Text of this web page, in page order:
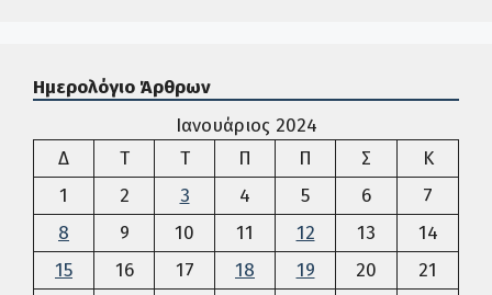
Ημερολόγιο Άρθρων
Ιανουάριος 2024
ΔΔευτέρα
ΤΤρίτη ΤΤετάρτη
Π Πέμπτη
Π Παρασκευή
Σ Σάββατο
Κ
1
2 3 4 5 6
7
8
9 10 11 12 13
14
15
16 17 18 19 20
21